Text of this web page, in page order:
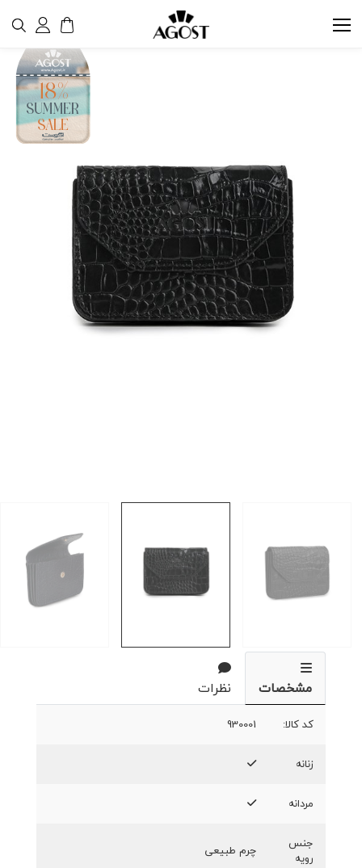
مشخصات نظرات
کد کالا: 930001
زنانه
مردانه
جنس
رویه
چرم طبیعی